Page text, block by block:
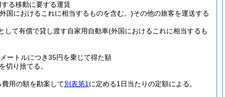
する移動に要する運賃
国におけるこれに相当するものを含む。)その他の旅客を運送する
して有償で貸し渡す自家用自動車(外国におけるこれに相当するも
ートルにつき35円を乗じて得た額
切り捨てる。
用の額を勘案して別表第1 に定める1日当たりの定額による。